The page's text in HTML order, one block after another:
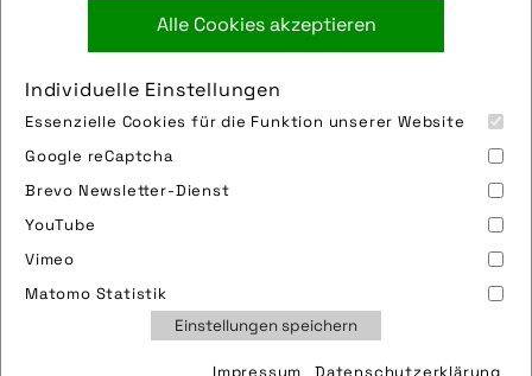
Alle Cookies akzeptieren
Individuelle Einstellungen
Essenzielle Cookies für die Funktion unserer Website
Google reCaptcha
Brevo Newsletter-Dienst
YouTube
Vimeo
Matomo Statistik
Einstellungen speichern
Impressum Datenschutzerklärung
Bild downloaden
Nutzungsbedingungen
Datenschutz
Cookies